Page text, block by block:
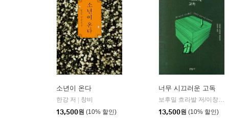
소년이 온다
한강 저
창비
13,500원 (10% 할인)
너무 시끄러운 고독
보후밀 흐라발 저/이창실 역
13,500원 (10% 할인)